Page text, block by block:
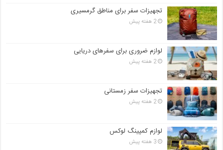
تجهیزات سفر برای مناطق گرمسیری
2 هفته پیش
لوازم ضروری برای سفرهای دریایی
2 هفته پیش
تجهیزات سفر زمستانی
2 هفته پیش
لوازم کمپینگ لوکس
3 هفته پیش